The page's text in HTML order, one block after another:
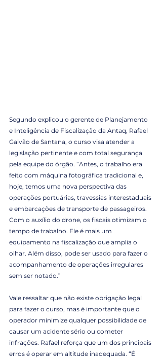
Segundo explicou o gerente de Planejamento
e Inteligência de Fiscalização da Antaq, Rafael
Galvão de Santana, o curso visa atender a
legislação pertinente e com total segurança
pela equipe do órgão. “Antes, o trabalho era
feito com máquina fotográfica tradicional e,
hoje, temos uma nova perspectiva das
operações portuárias, travessias interestaduais
e embarcações de transporte de passageiros.
Com o auxílio do drone, os fiscais otimizam o
tempo de trabalho. Ele é mais um
equipamento na fiscalização que amplia o
olhar. Além disso, pode ser usado para fazer o
acompanhamento de operações irregulares
sem ser notado.”
Vale ressaltar que não existe obrigação legal
para fazer o curso, mas é importante que o
operador minimize qualquer possibilidade de
causar um acidente sério ou cometer
infrações. Rafael reforça que um dos principais
erros é operar em altitude inadequada. “É